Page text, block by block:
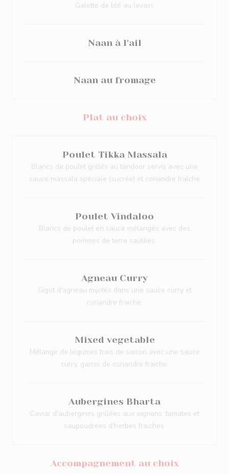
Galette de blé au levain.
Naan à l'ail
Naan au fromage
Plat au choix
Poulet Tikka Massala
Blancs de poulet grillés au tandoor servis avec une
sauce massala spéciale (sucrée) et coriandre fraîche
Poulet Vindaloo
Blancs de poulet en sauce mélangés avec des
pommes de terre sautées.
Agneau Curry
Gigot d'agneau mijotés dans une sauce curry et
coriandre fraiche.
Mixed vegetable
Mélange de légumes frais de saison avec une sauce
curry, garnis de coriandre fraiche.
Aubergines Bharta
Caviar d'aubergines grillées aux oignons, tomates et
saupoudrées d'herbes fraiches.
Accompagnement au choix